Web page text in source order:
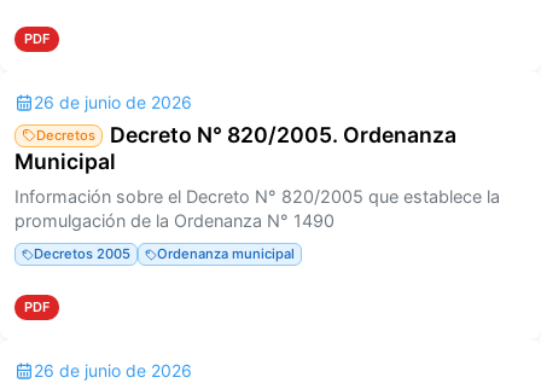
PDF
26 de junio de 2026
Decretos
Decreto N° 820/2005. Ordenanza
Municipal
Información sobre el Decreto N° 820/2005 que establece la
promulgación de la Ordenanza N° 1490
Decretos 2005 Ordenanza municipal
PDF
26 de junio de 2026